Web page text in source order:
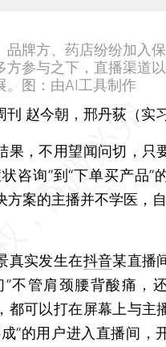
品牌方、药店纷纷加入
方参与之下，直播渠道
。图：由AI工具制作
刊 赵今朝，邢丹荻（实习
，不用望闻问切，只
咨询”到“下单买产品”
方案的主播并不学医，
实发生在抖音某直播
”不管肩颈腰背酸痛，
都可以打在屏幕上与主
”的用户进入直播间，